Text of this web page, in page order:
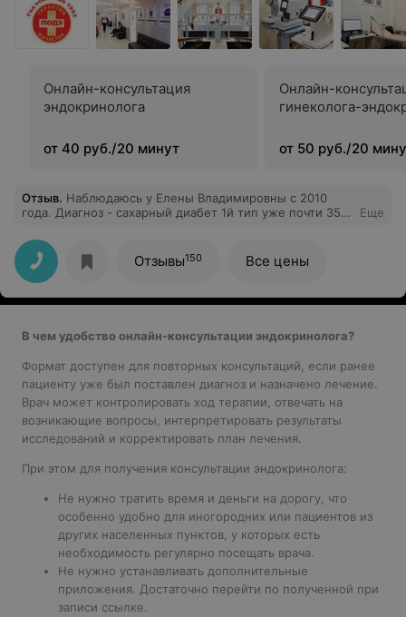
Онлайн-консультация
эндокринолога
от 40 руб./20 минут
Онлайн-
гинеколога-
от 50 руб./20
Отзыв. Наблюдаюсь у Елены Владимировны с 2010
года. Диагноз - сахарный диабет 1й тип уже почти 35
пациентам и своевременно предлагает внедрять
современные технологии в купировании диабета и его
осложнений. Мой диабет компенсирован и моя жизнь
не отличается от жизни абсолютно здорового
человека. Спасибо, что ведете меня все это время.
Еще
Отзывы150 Все цены
В чем удобство онлайн-консультации эндокринолога?
Формат доступен для повторных консультаций, если ранее
пациенту уже был поставлен диагноз и назначено лечение.
Врач может контролировать ход терапии, отвечать на
возникающие вопросы, интерпретировать результаты
исследований и корректировать план лечения.
При этом для получения консультации эндокринолога:
Не нужно тратить время и деньги на дорогу, что
особенно удобно для иногородних или пациентов из
других населенных пунктов , у которых есть
необходимость регулярно посещать врача.
Не нужно устанавливать дополнительные
приложения. Достаточно перейти по полученной при
записи ссылке.